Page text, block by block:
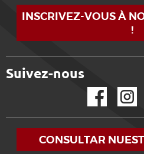
INSCRIVEZ-VOUS À
!
Suivez-nous
CONSULTAR